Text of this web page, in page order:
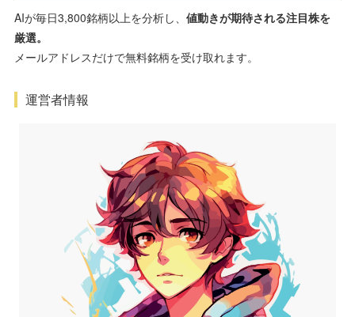
AIが毎日3,800銘柄以上を分析し、 値動きが期待される注目株を
厳選。
メールアドレスだけで無料銘柄を受け取れます。
運営者情報